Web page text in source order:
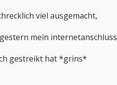
viel ausgemacht,
mein internetanschluss
gestreikt hat *grins*